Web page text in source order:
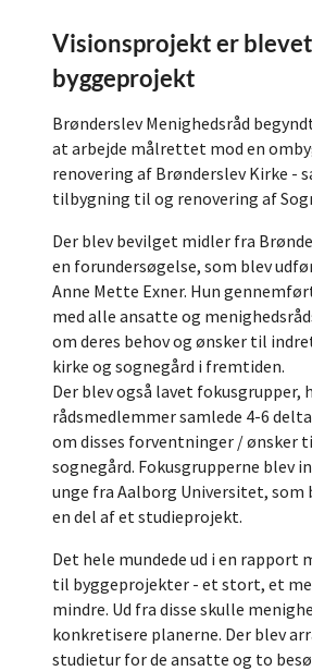
Visionsprojekt er
byggeprojekt
Brønderslev Menighedsråd
at arbejde målrettet mod en
renovering af Brønderslev Kirke -
tilbygning til og renovering af
Der blev bevilget midler fra
en forundersøgelse, som blev
Anne Mette Exner. Hun
med alle ansatte og
om deres behov og ønsker til
kirke og sognegård i fremtiden.
Der blev også lavet fokusgrupper,
rådsmedlemmer samlede 4-6
om disses forventninger / ønsker
sognegård. Fokusgrupperne blev
unge fra Aalborg Universitet, som
en del af et studieprojekt.
Det hele mundede ud i en rapport
til byggeprojekter - et stort, et
mindre. Ud fra disse skulle
konkretisere planerne. Der blev
studietur for de ansatte og to